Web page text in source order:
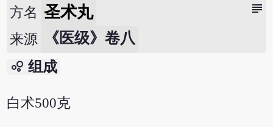
subject
方名 圣术丸
来源 《医级》卷八
bubble_chart 组成
白术500克